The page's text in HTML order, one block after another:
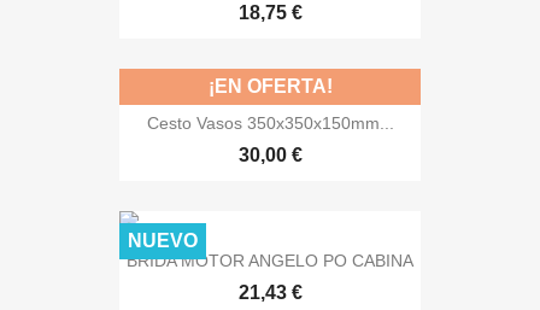
18,75 €
Cesto Vasos 350x350x150mm...
30,00 €
¡EN OFERTA!
BRIDA MOTOR ANGELO PO CABINA
21,43 €
NUEVO